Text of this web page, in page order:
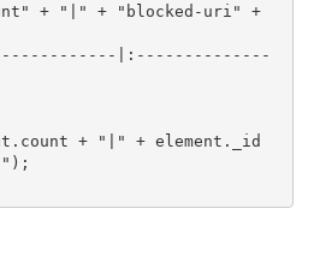
+ "|" + "blocked-uri"
+
|:--------------
. count + "|" + element .
_id
);